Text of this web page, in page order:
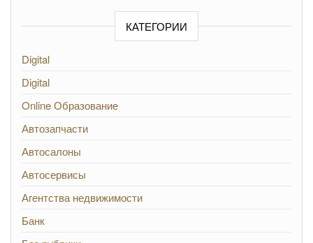
КАТЕГОРИИ
Digital
Digital
Online Образование
Автозапчасти
Автосалоны
Автосервисы
Агентства недвижимости
Банк